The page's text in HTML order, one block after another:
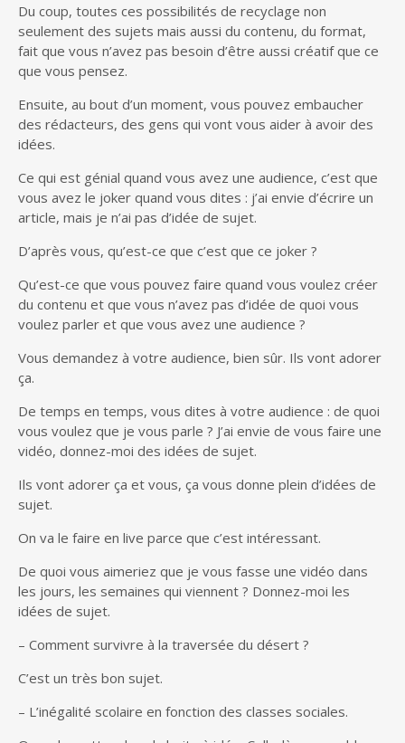
Du coup, toutes ces possibilités de recyclage non
seulement des sujets mais aussi du contenu, du format,
fait que vous n’avez pas besoin d’être aussi créatif que ce
que vous pensez.
Ensuite, au bout d’un moment, vous pouvez embaucher
des rédacteurs, des gens qui vont vous aider à avoir des
idées.
Ce qui est génial quand vous avez une audience, c’est que
vous avez le joker quand vous dites : j’ai envie d’écrire un
article, mais je n’ai pas d’idée de sujet.
D’après vous, qu’est-ce que c’est que ce joker ?
Qu’est-ce que vous pouvez faire quand vous voulez créer
du contenu et que vous n’avez pas d’idée de quoi vous
voulez parler et que vous avez une audience ?
Vous demandez à votre audience, bien sûr. Ils vont adorer
ça.
De temps en temps, vous dites à votre audience : de quoi
vous voulez que je vous parle ? J’ai envie de vous faire une
vidéo, donnez-moi des idées de sujet.
Ils vont adorer ça et vous, ça vous donne plein d’idées de
sujet.
On va le faire en live parce que c’est intéressant.
De quoi vous aimeriez que je vous fasse une vidéo dans
les jours, les semaines qui viennent ? Donnez-moi les
idées de sujet.
– Comment survivre à la traversée du désert ?
C’est un très bon sujet.
– L’inégalité scolaire en fonction des classes sociales.